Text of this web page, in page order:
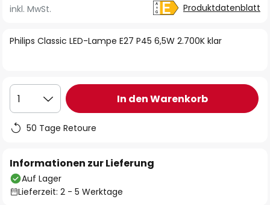
der
springen
Philips Classic LED-Lampe E27 P45 6,5W 2.700K klar
inkl. MwSt. Produktdatenblatt
1 In den Warenkorb
50 Tage Retoure
Informationen zur Lieferung
Auf Lager
Lieferzeit: 2 - 5 Werktage